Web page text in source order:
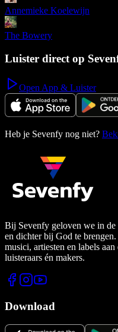
Annemieke Koelewijn
The Bowery
Luister direct op
Open App & Luister
Heb je Sevenfy nog niet?
Bij Sevenfy geloven we in de
en dichter bij God te
musici, artiesten en labels
luisteraars én makers.
Download